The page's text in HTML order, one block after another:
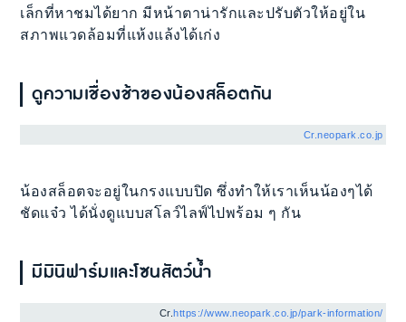
เล็กที่หาชมได้ยาก มีหน้าตาน่ารักและปรับตัวให้อยู่ใน
สภาพแวดล้อมที่แห้งแล้งได้เก่ง
ดูความเชื่องช้าของน้องสล็อตกัน
Cr.neopark.co.jp
น้องสล็อตจะอยู่ในกรงแบบปิด ซึ่งทำให้เราเห็นน้องๆได้
ชัดแจ๋ว ได้นั่งดูแบบสโลว์ไลฟ์ไปพร้อม ๆ กัน
มีมินิฟาร์มและโซนสัตว์น้ำ
Cr.https://www.neopark.co.jp/park-information/